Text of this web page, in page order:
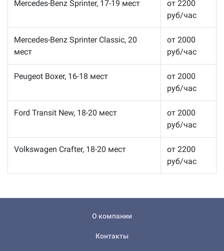
Mercedes-Benz Sprinter, 17-19 мест
от 2200
руб/час
Mercedes-Benz Sprinter Classic, 20
мест
от 2000
руб/час
Peugeot Boxer, 16-18 мест
от 2000
руб/час
Ford Transit New, 18-20 мест
от 2000
руб/час
Volkswagen Crafter, 18-20 мест
от 2200
руб/час
О компании
Контакты